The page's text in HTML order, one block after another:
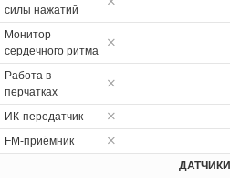
силы нажатий
Монитор
сердечного ритма
Работа в
перчатках
ИК-передатчик
FM-приёмник
ДАТЧИКИ